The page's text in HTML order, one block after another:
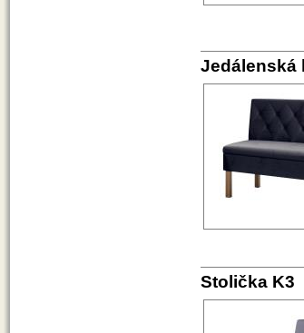
Jedálenská
Stolička K3